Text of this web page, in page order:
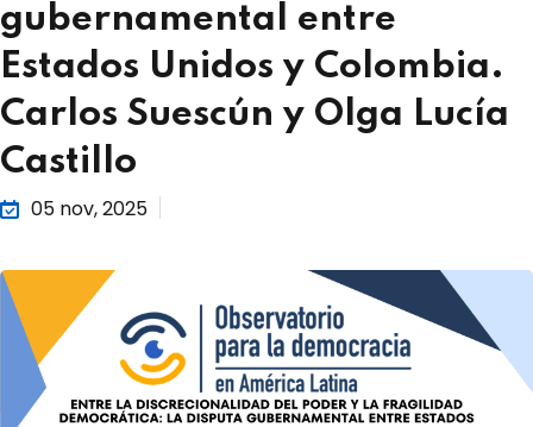
gubernamental entre
Estados Unidos y Colombia.
Carlos Suescún y Olga Lucía
Castillo
05 nov, 2025